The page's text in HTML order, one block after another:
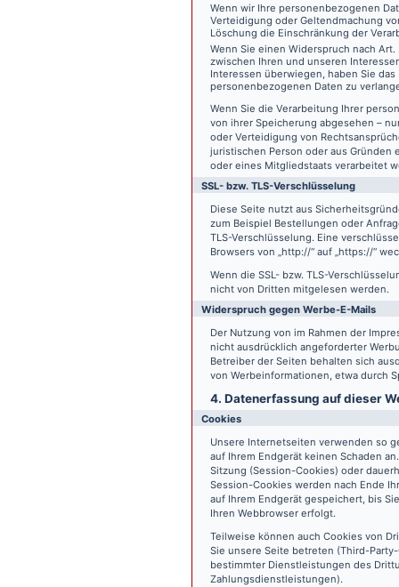
Wenn wir Ihre personenbezogenen
Verteidigung oder Geltendmachung
Löschung die Einschränkung der
Wenn Sie einen Widerspruch nach
zwischen Ihren und unseren
Interessen überwiegen, haben Sie
personenbezogenen Daten zu
Wenn Sie die Verarbeitung Ihrer
von ihrer Speicherung abgesehen –
oder Verteidigung von
juristischen Person oder aus
oder eines Mitgliedstaats verarbeitet
SSL- bzw. TLS-Verschlüsselung
Diese Seite nutzt aus
zum Beispiel Bestellungen oder
TLS-Verschlüsselung. Eine
Browsers von „http://“ auf „https://“
Wenn die SSL- bzw. TLS-
nicht von Dritten mitgelesen werden.
Widerspruch gegen Werbe-E-Mails
Der Nutzung von im Rahmen der
nicht ausdrücklich angeforderter
Betreiber der Seiten behalten sich
von Werbeinformationen, etwa durch
4. Datenerfassung auf dieser
Cookies
Unsere Internetseiten verwenden so
auf Ihrem Endgerät keinen Schaden
Sitzung (Session-Cookies) oder
Session-Cookies werden nach Ende
auf Ihrem Endgerät gespeichert, bis
Ihren Webbrowser erfolgt.
Teilweise können auch Cookies von
Sie unsere Seite betreten (Third-
bestimmter Dienstleistungen des
Zahlungsdienstleistungen).